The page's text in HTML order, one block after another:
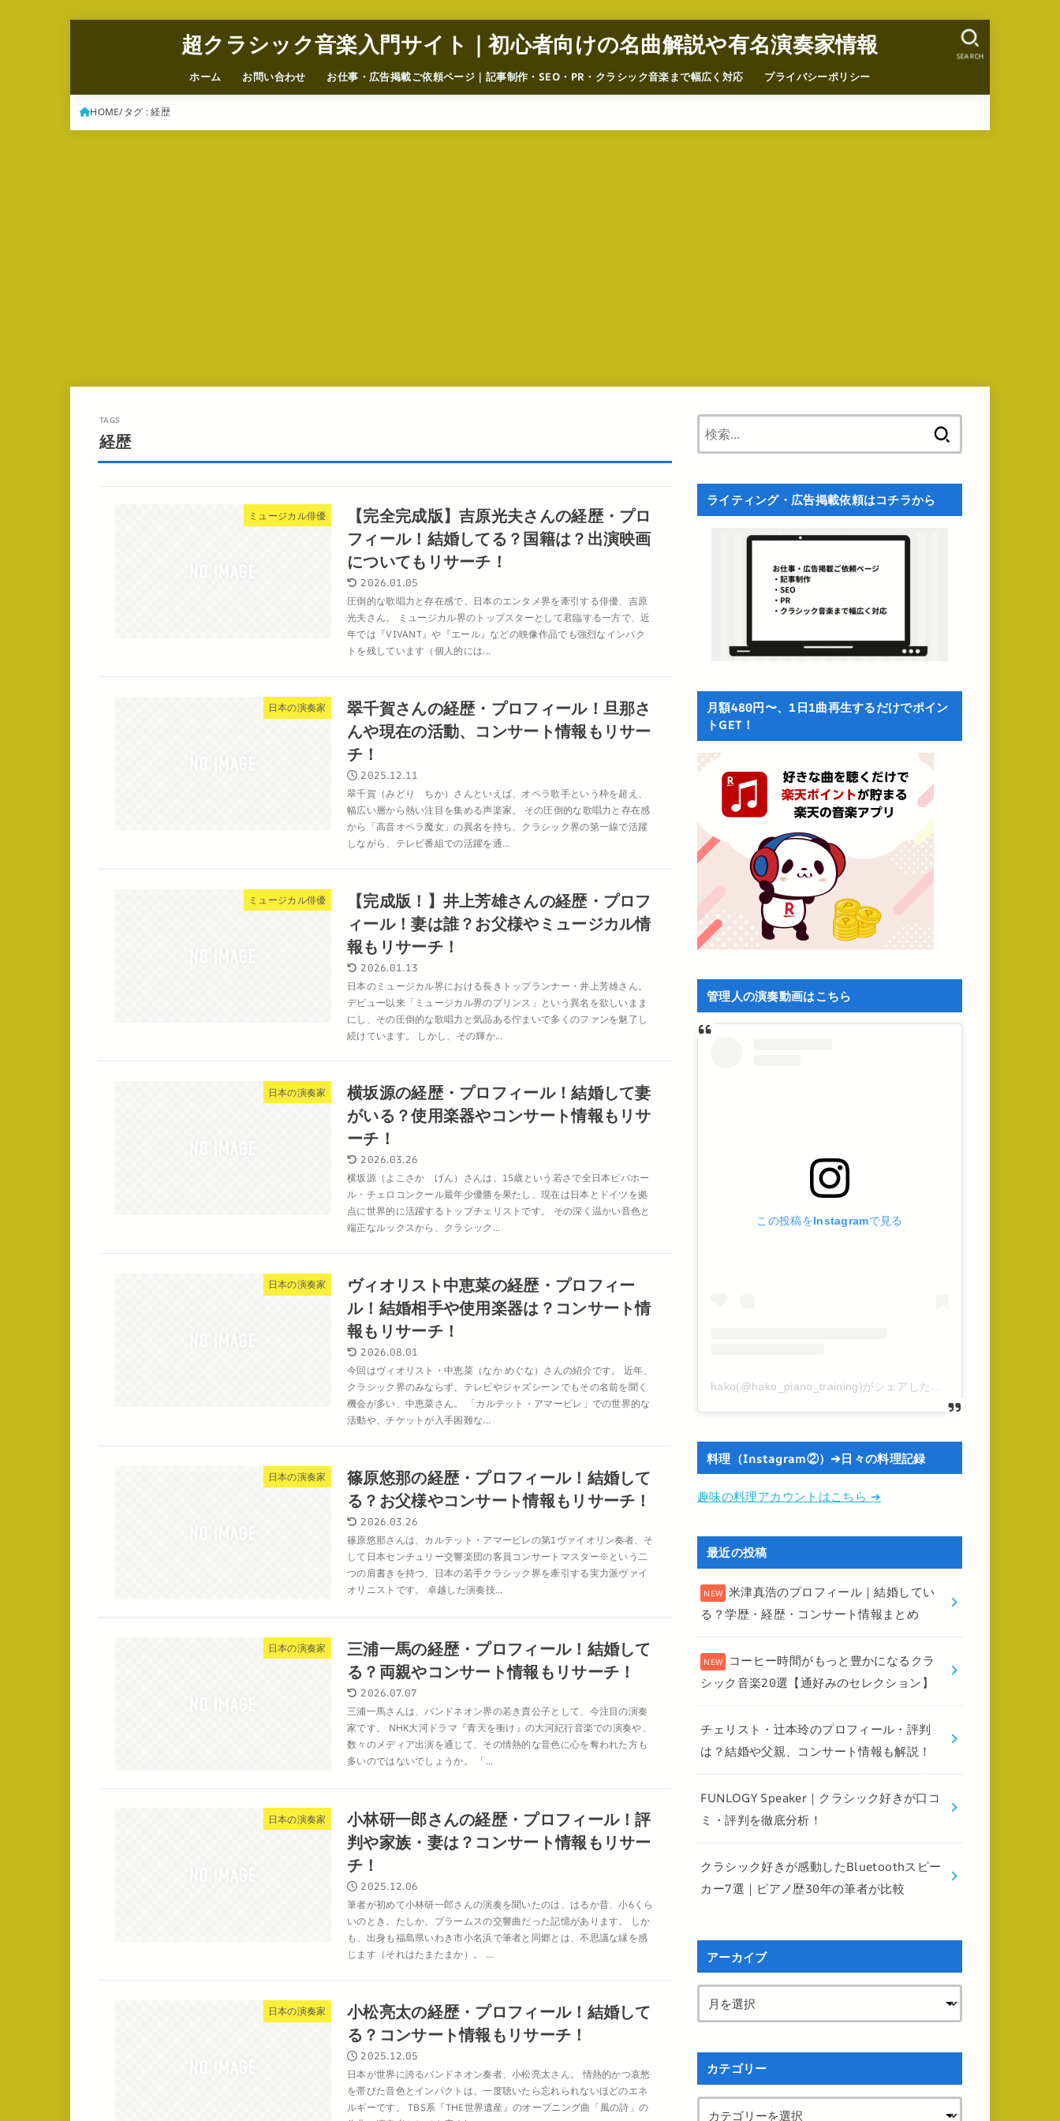
超クラシック音楽入門サイト｜初心者向けの名曲解説や有名演奏家情報
ホーム お問い合わせ お仕事・広告掲載ご依頼ページ｜記事制作・SEO・PR・クラシック音楽まで幅広く対応 プライバシーポリシー
SEARCH
HOME タグ : 経歴
経歴
ミュージカル俳優
【完全完成版】吉原光夫さんの経歴・プロ
フィール！結婚してる？国籍は？出演映画
についてもリサーチ！
2026.01.05
圧倒的な歌唱力と存在感で、日本のエンタメ界を牽引する俳優、吉原
光夫さん。 ミュージカル界のトップスターとして君臨する一方で、近
年では『VIVANT』や『エール』などの映像作品でも強烈なインパク
トを残しています（個人的には...
日本の演奏家
翠千賀さんの経歴・プロフィール！旦那さ
んや現在の活動、コンサート情報もリサー
チ！
2025.12.11
翠千賀（みどり ちか）さんといえば、オペラ歌手という枠を超え、
幅広い層から熱い注目を集める声楽家。 その圧倒的な歌唱力と存在感
から「高音オペラ魔女」の異名を持ち、クラシック界の第一線で活躍
しながら、テレビ番組での活躍を通...
ミュージカル俳優
【完成版！】井上芳雄さんの経歴・プロフ
ィール！妻は誰？お父様やミュージカル情
報もリサーチ！
2026.01.13
日本のミュージカル界における長きトップランナー・井上芳雄さん。
デビュー以来「ミュージカル界のプリンス」という異名を欲しいまま
にし、その圧倒的な歌唱力と気品ある佇まいで多くのファンを魅了し
続けています。 しかし、その輝か...
日本の演奏家
横坂源の経歴・プロフィール！結婚して妻
がいる？使用楽器やコンサート情報もリサ
ーチ！
2026.03.26
横坂源（よこさか げん）さんは、15歳という若さで全日本ビバホー
ル・チェロコンクール最年少優勝を果たし、現在は日本とドイツを拠
点に世界的に活躍するトップチェリストです。 その深く温かい音色と
端正なルックスから、クラシック...
日本の演奏家
ヴィオリスト中恵菜の経歴・プロフィー
ル！結婚相手や使用楽器は？コンサート情
報もリサーチ！
2026.08.01
今回はヴィオリスト・中恵菜（なか めぐな）さんの紹介です。 近年、
クラシック界のみならず、テレビやジャズシーンでもその名前を聞く
機会が多い、中恵菜さん。 「カルテット・アマービレ」での世界的な
活動や、チケットが入手困難な...
日本の演奏家
篠原悠那の経歴・プロフィール！結婚して
る？お父様やコンサート情報もリサーチ！
2026.03.26
篠原悠那さんは、カルテット・アマービレの第1ヴァイオリン奏者、そ
して日本センチュリー交響楽団の客員コンサートマスター※という二
つの肩書きを持つ、日本の若手クラシック界を牽引する実力派ヴァイ
オリニストです。 卓越した演奏技...
日本の演奏家
三浦一馬の経歴・プロフィール！結婚して
る？両親やコンサート情報もリサーチ！
2026.07.07
三浦一馬さんは、バンドネオン界の若き貴公子として、今注目の演奏
家です。 NHK大河ドラマ『青天を衝け』の大河紀行音楽での演奏や、
数々のメディア出演を通じて、その情熱的な音色に心を奪われた方も
多いのではないでしょうか。 「...
日本の演奏家
小林研一郎さんの経歴・プロフィール！評
判や家族・妻は？コンサート情報もリサー
チ！
2025.12.06
筆者が初めて小林研一郎さんの演奏を聞いたのは、はるか昔、小6くら
いのとき。たしか、ブラームスの交響曲だった記憶があります。 しか
も、出身も福島県いわき市小名浜で筆者と同郷とは、不思議な縁を感
じます（それはたまたまか）。 ...
日本の演奏家
小松亮太の経歴・プロフィール！結婚して
る？コンサート情報もリサーチ！
2025.12.05
日本が世界に誇るバンドネオン奏者、小松亮太さん。 情熱的かつ哀愁
を帯びた音色とインパクトは、一度聴いたら忘れられないほどのエネ
ルギーです。 TBS系『THE世界遺産』のオープニング曲「風の詩」の
ライティング・広告掲載依頼はコチラから
月額480円〜、1日1曲再生するだけでポイン
トGET！
管理人の演奏動画はこちら
この投稿をInstagramで見る
hako(@hako_piano_training)がシェアした投稿
料理（Instagram②）➔日々の料理記録
趣味の料理アカウントはこちら ➔
最近の投稿
米津真浩のプロフィール｜結婚してい
る？学歴・経歴・コンサート情報まとめ
コーヒー時間がもっと豊かになるクラ
シック音楽20選【通好みのセレクション】
チェリスト・辻本玲のプロフィール・評判
は？結婚や父親、コンサート情報も解説！
FUNLOGY Speaker｜クラシック好きが口コ
ミ・評判を徹底分析！
クラシック好きが感動したBluetoothスピー
カー7選｜ピアノ歴30年の筆者が比較
アーカイブ
カテゴリー